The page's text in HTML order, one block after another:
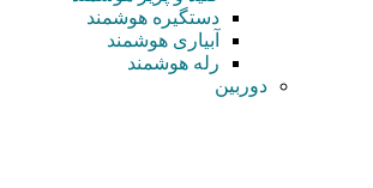
دستگیره هوشمند
آبیاری هوشمند
رله هوشمند
دوربین